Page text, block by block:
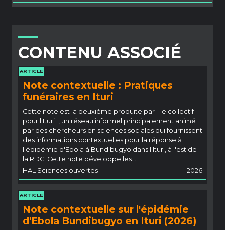
CONTENU ASSOCIÉ
ARTICLE
Note contextuelle : Pratiques
funéraires en Ituri
Cette note est la deuxième produite par " le collectif
pour l'Ituri ", un réseau informel principalement animé
par des chercheurs en sciences sociales qui fournissent
des informations contextuelles pour la réponse à
l'épidémie d'Ebola à Bundibugyo dans l'Ituri, à l'est de
la RDC. Cette note développe les…
HAL Sciences ouvertes
2026
ARTICLE
Note contextuelle sur l'épidémie
d'Ebola Bundibugyo en Ituri (2026)